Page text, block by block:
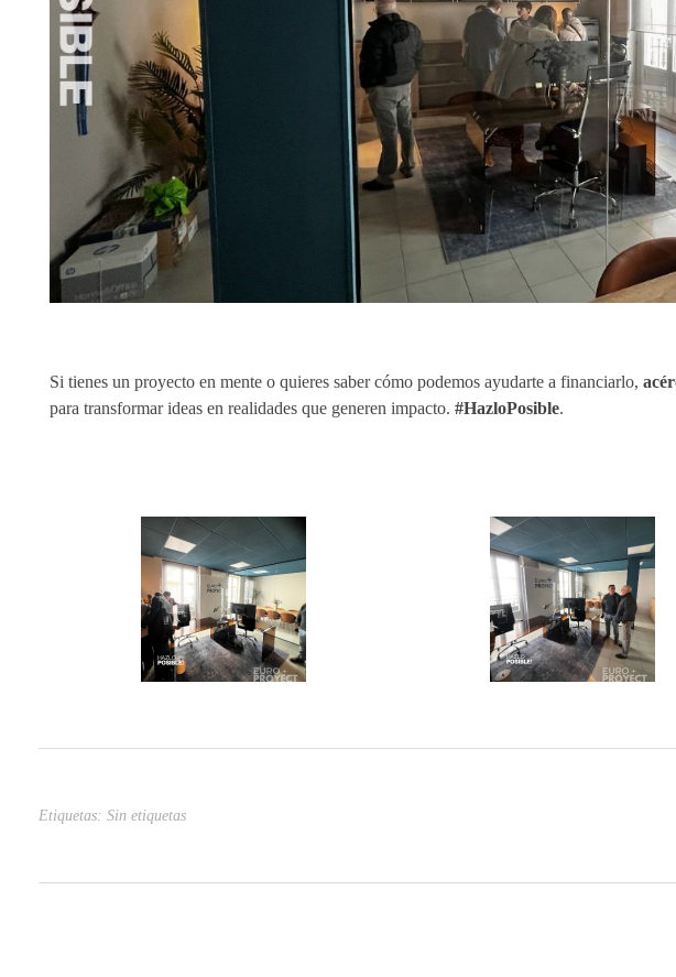
Si tienes un proyecto en mente o quieres saber cómo podemos ayudarte a financiarlo,
para transformar ideas en realidades que generen impacto. #HazloPosible.
Etiquetas: Sin etiquetas